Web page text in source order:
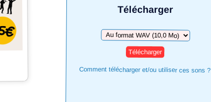
Télécharger
Télécharger
Comment télécharger et/ou utiliser ces sons ?